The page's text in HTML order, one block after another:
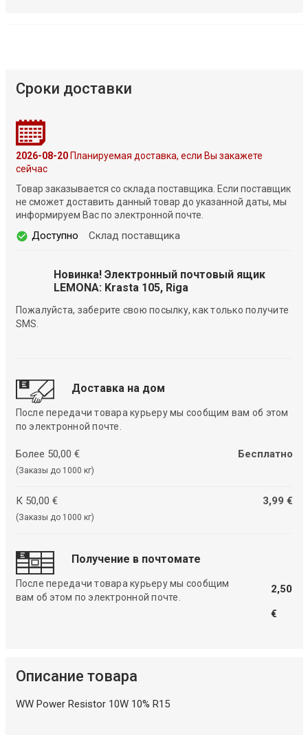
Сроки доставки
2026-08-20Планируемая доставка, если Вы закажете
сейчас
Товар заказывается со склада поставщика. Если поставщик
не сможет доставить данный товар до указанной даты, мы
информируем Вас по электронной почте.
Доступно Склад поставщика
Новинка! Электронный почтовый ящик
LEMONA: Krasta 105, Riga
Пожалуйста, заберите свою посылку, как только получите
SMS.
Доставка на дом
После передачи товара курьеру мы сообщим вам об этом
по электронной почте.
Более 50,00 €
(Заказы до 1000 кг)
Бесплатно
К 50,00 €
(Заказы до 1000 кг)
3,99 €
Получение в почтомате
После передачи товара курьеру мы сообщим
вам об этом по электронной почте.
2,50
€
Описание товара
WW Power Resistor 10W 10% R15